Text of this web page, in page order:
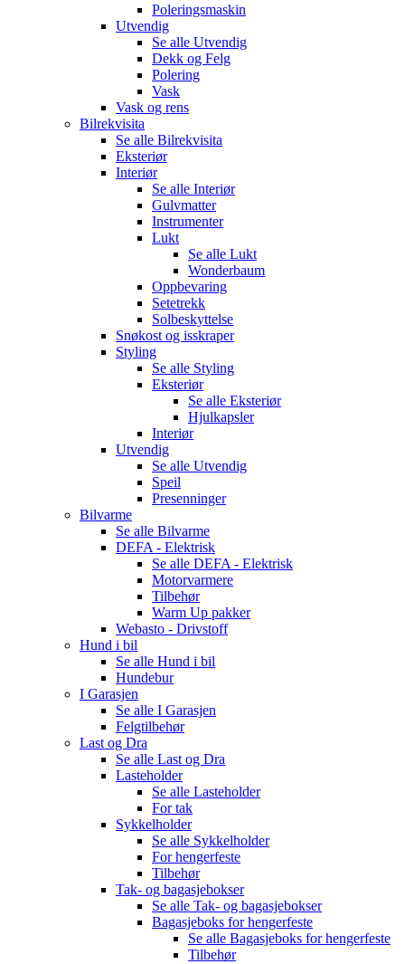
Poleringsmaskin
Utvendig
Se alle Utvendig
Dekk og Felg
Polering
Vask
Vask og rens
Bilrekvisita
Se alle Bilrekvisita
Eksteriør
Interiør
Se alle Interiør
Gulvmatter
Instrumenter
Lukt
Se alle Lukt
Wonderbaum
Oppbevaring
Setetrekk
Solbeskyttelse
Snøkost og isskraper
Styling
Se alle Styling
Eksteriør
Se alle Eksteriør
Hjulkapsler
Interiør
Utvendig
Se alle Utvendig
Speil
Presenninger
Bilvarme
Se alle Bilvarme
DEFA - Elektrisk
Se alle DEFA - Elektrisk
Motorvarmere
Tilbehør
Warm Up pakker
Webasto - Drivstoff
Hund i bil
Se alle Hund i bil
Hundebur
I Garasjen
Se alle I Garasjen
Felgtilbehør
Last og Dra
Se alle Last og Dra
Lasteholder
Se alle Lasteholder
For tak
Sykkelholder
Se alle Sykkelholder
For hengerfeste
Tilbehør
Tak- og bagasjebokser
Se alle Tak- og bagasjebokser
Bagasjeboks for hengerfeste
Se alle Bagasjeboks for hengerfeste
Tilbehør